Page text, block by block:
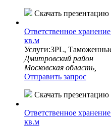
Скачать презентацию
Ответственное
кв.м
Услуги:3PL,
Дмитровский район
Московская область,
Отправить запрос
Скачать презентацию
Ответственное
кв.м